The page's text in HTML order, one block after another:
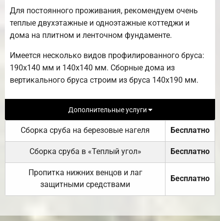
Для постоянного проживания, рекомендуем очень
теплые двухэтажные и одноэтажные коттеджи и
дома на плитном и ленточном фундаменте.
Имеется несколько видов профилированного бруса:
190х140 мм и 140х140 мм. Сборные дома из
вертикального бруса строим из бруса 140х190 мм.
Дополнительные услуги
Сборка сруба на березовые нагеля Бесплатно
Сборка сруба в «Теплый угол» Бесплатно
Пропитка нижних венцов и лаг
защитными средствами
Бесплатно